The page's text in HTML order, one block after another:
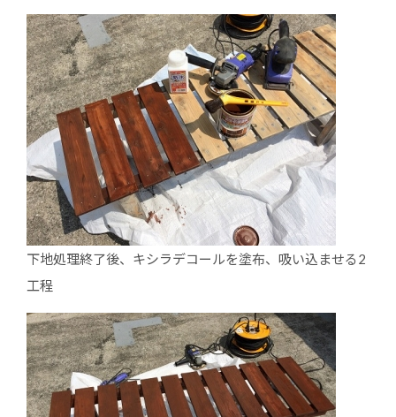
下地処理終了後、キシラデコールを塗布、吸い込ませる2
工程